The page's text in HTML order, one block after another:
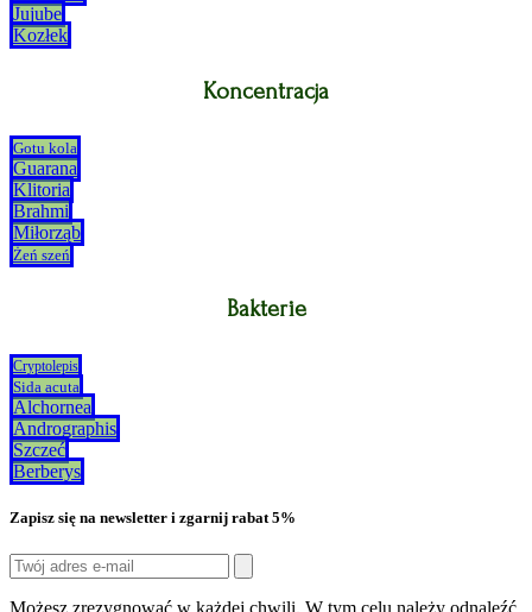
Jujube
Kozłek
Koncentracja
Gotu kola
Guarana
Klitoria
Brahmi
Miłorząb
Żeń szeń
Bakterie
Cryptolepis
Sida acuta
Alchornea
Andrographis
Szczeć
Berberys
Zapisz się na newsletter i zgarnij rabat 5%